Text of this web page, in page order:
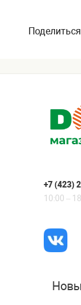
Поделиться
+7 (423)
10:00 –